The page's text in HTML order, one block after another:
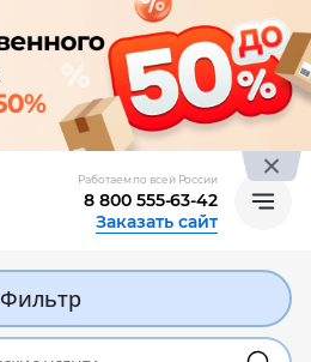
Работаем по всей России
8 800 555-63-42
Заказать сайт
Фильтр